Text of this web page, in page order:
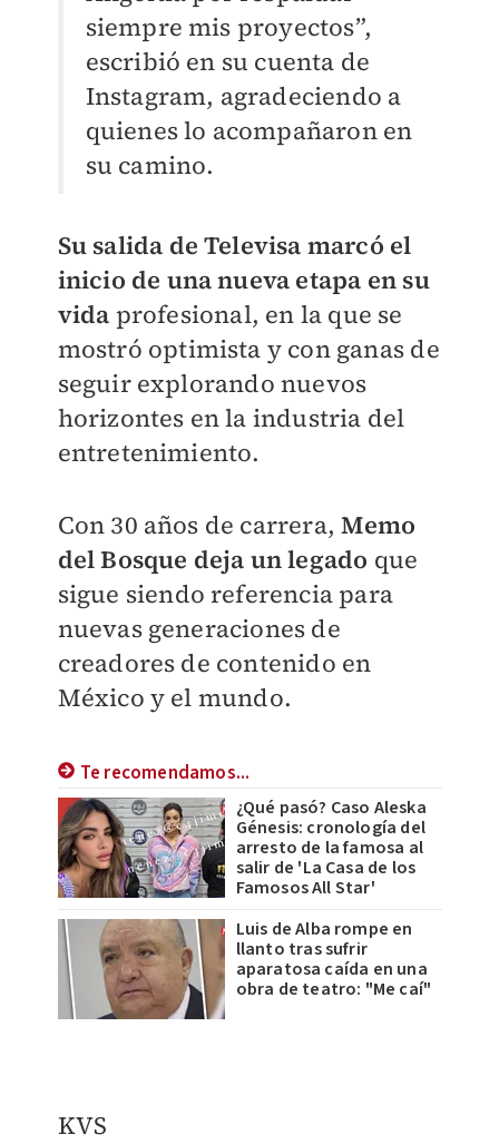
siempre mis proyectos”,
escribió en su cuenta de
Instagram, agradeciendo a
quienes lo acompañaron en
su camino.
Su salida de Televisa marcó el
inicio de una nueva etapa en su
vida profesional, en la que se
mostró optimista y con ganas de
seguir explorando nuevos
horizontes en la industria del
entretenimiento.
Con 30 años de carrera,Memo
del Bosque deja un legado que
sigue siendo referencia para
nuevas generaciones de
creadores de contenido en
México y el mundo.
Te recomendamos...
¿Qué pasó? Caso Aleska
Génesis: cronología del
arresto de la famosa al
salir de 'La Casa de los
Famosos All Star'
Luis de Alba rompe en
llanto tras sufrir
aparatosa caída en una
obra de teatro: "Me caí"
KVS